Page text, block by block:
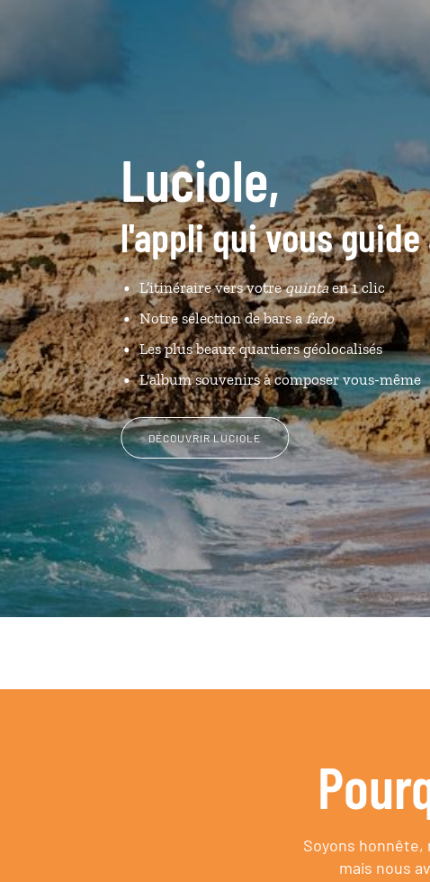
Luciole,
l'appli qui vous
L’itinéraire vers votrequintaen 1 clic
Notre sélection de bars afado
Les plus beaux quartiers géolocalisés
L'album souvenirs à composer vous-même
DÉCOUVRIR LUCIOLE
Soyons honnête,
mais nous